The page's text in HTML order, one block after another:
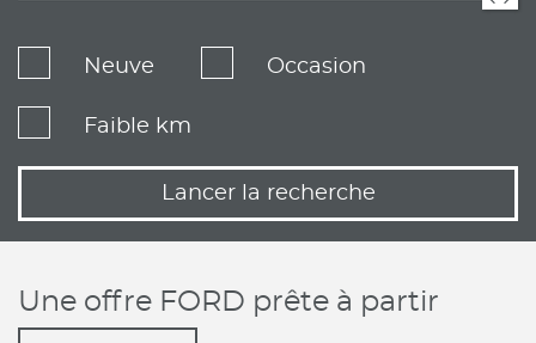
Neuve Occasion
Faible km
Lancer la recherche
Une offre FORD prête à partir